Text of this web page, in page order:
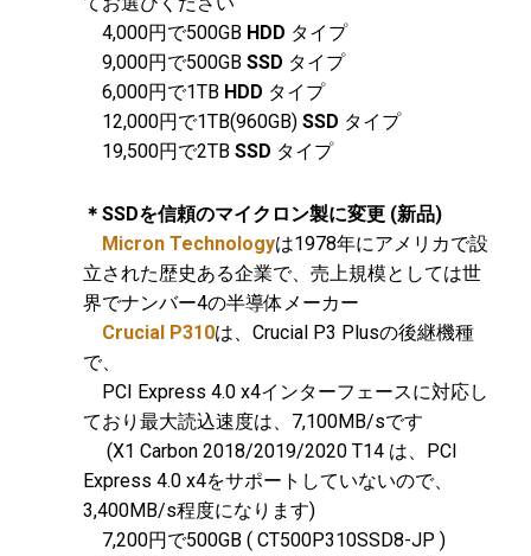
4,000円で500GB HDD タイプ
9,000円で500GB SSD タイプ
6,000円で1TB HDD タイプ
12,000円で1TB(960GB) SSD タイプ
19,500円で2TB SSD タイプ
＊SSDを信頼のマイクロン製に変更 (新品)
Micron Technologyは1978年にアメリカで設
立された歴史ある企業で、売上規模としては世
界でナンバー4の半導体メーカー
Crucial P310は、Crucial P3 Plusの後継機種
で、
PCI Express 4.0 x4インターフェースに対応し
ており最大読込速度は、7,100MB/sです
(X1 Carbon 2018/2019/2020 T14 は、PCI
Express 4.0 x4をサポートしていないので、
3,400MB/s程度になります)
7,200円で500GB ( CT500P310SSD8-JP )